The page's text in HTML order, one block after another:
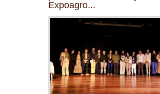
Expoagro...